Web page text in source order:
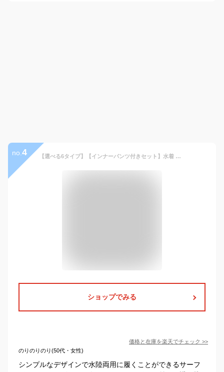
no. 4 【選べる6タイプ】【インナーパンツ付きセット】水着 メンズ 大人 水陸両用 高校生 中学生 男子 送料無料 サーフパンツ 海パン サーフショーツ ボードショーツ ハーフパンツ 小さいサイズ 大きいサイズ スクール水着 ミドル ロングプール 海 海水浴 水陸両用 耐塩素
ショップでみる
価格と在庫を楽天でチェック >>
のりのりのり(50代・女性)
シンプルなデザインで水陸両用に履くことができるサーフ